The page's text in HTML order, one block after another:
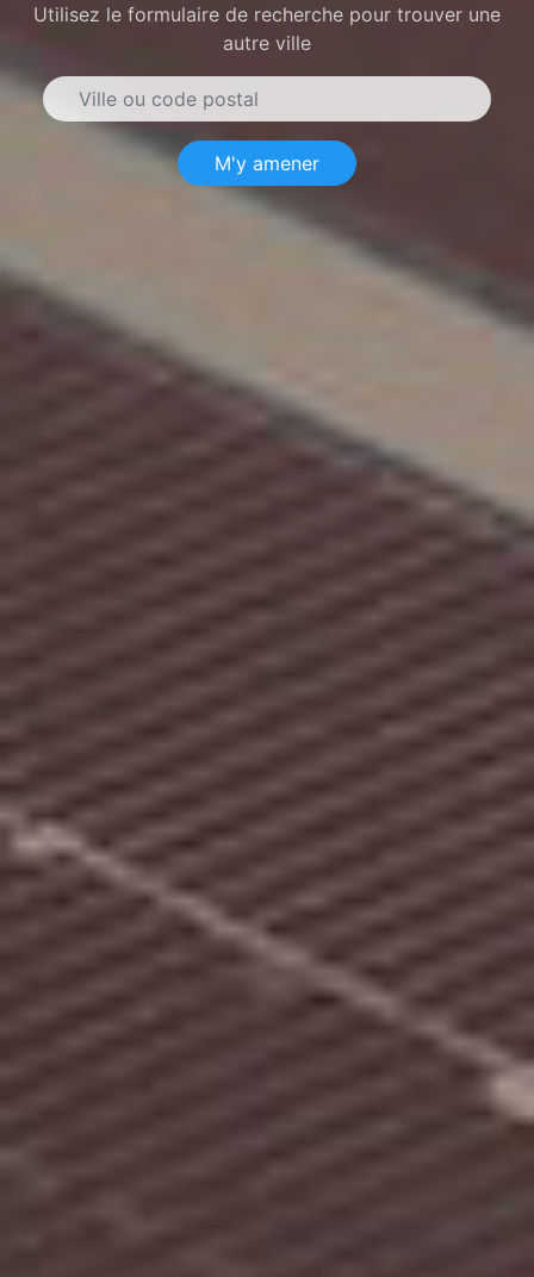
Utilisez le formulaire de recherche pour trouver une
autre ville
M'y amener